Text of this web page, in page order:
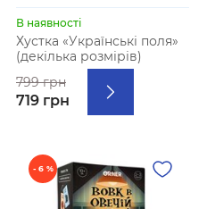
В наявності
Хустка «Українські поля»
(декілька розмірів)
799 грн
719 грн
- 6 %